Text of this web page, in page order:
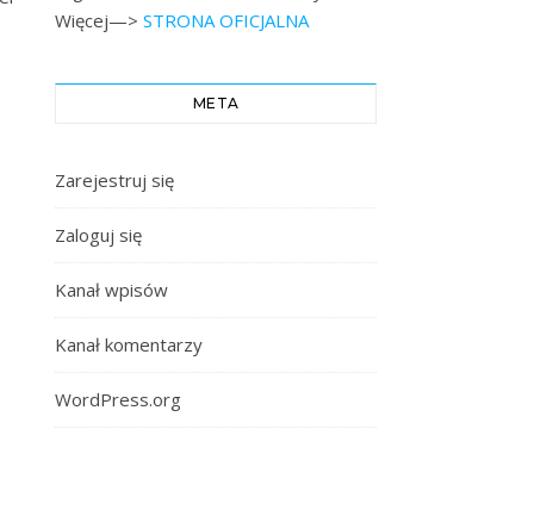
Więcej—> STRONA OFICJALNA
META
Zarejestruj się
Zaloguj się
Kanał wpisów
Kanał komentarzy
WordPress.org